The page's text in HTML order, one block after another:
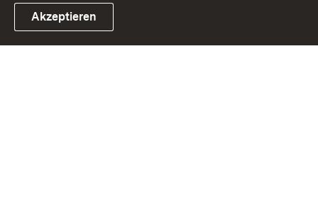
Link zum Landesportal
Akzeptieren